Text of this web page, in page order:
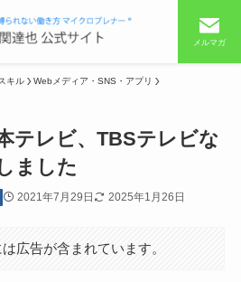
メルマガ
キル Webメディア・SNS・アプリ
テレビ、TBSテレビな
ました
2021年7月29日 2025年1月26日
広告が含まれています。